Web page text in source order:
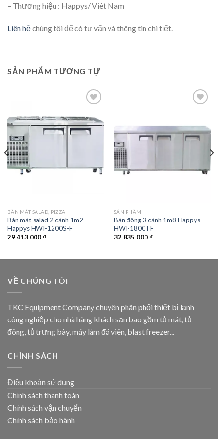
– Thương hiệu : Happys/ Viêt Nam
Liên hệchúng tôi để có tư vấn và thông tin chi tiết.
SẢN PHẨM TƯƠNG TỰ
wishlist
BÀN MÁT SALAD, PIZZA
Bàn mát salad 2 cánh 1m2
Happys HWI-1200S-F
29.413.000₫
SẢN PHẨM
Bàn đông 3 cánh 1m8 Happys
HWI-1800TF
32.835.000₫
VỀ CHÚNG TÔI
TKC Equipment Company chuyên phân phối thiết bị lạnh
công nghiệp cho nhà hàng khách sạn bao gồm tủ mát, tủ
đông, tủ trưng bày, máy làm đá viên, blast freezer...
CHÍNH SÁCH
Điều khoản sử dụng
Chính sách thanh toán
Chính sách vận chuyển
Chính sách bảo hành